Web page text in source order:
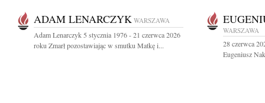
ADAM LENARCZYK WARSZAWA
Adam Lenarczyk 5 stycznia 1976 - 21 czerwca 2026
roku Zmarł pozostawiając w smutku Matkę i...
WARSZAWA
28 czerwca
Eugeniusz